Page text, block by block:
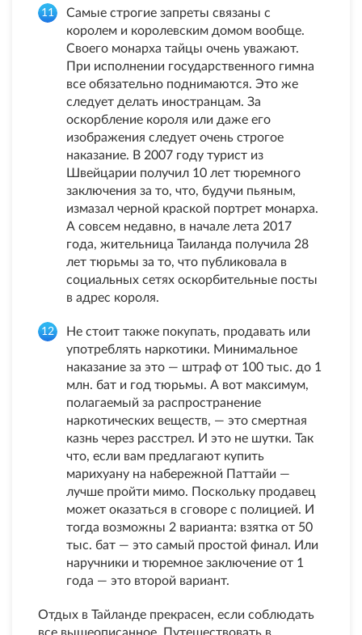
Самые строгие запреты связаны с
королем и королевским домом вообще.
Своего монарха тайцы очень уважают.
При исполнении государственного гимна
все обязательно поднимаются. Это же
следует делать иностранцам. За
оскорбление короля или даже его
изображения следует очень строгое
наказание. В 2007 году турист из
Швейцарии получил 10 лет тюремного
заключения за то, что, будучи пьяным,
измазал черной краской портрет монарха.
А совсем недавно, в начале лета 2017
года, жительница Таиланда получила 28
лет тюрьмы за то, что публиковала в
социальных сетях оскорбительные посты
в адрес короля.
Не стоит также покупать, продавать или
употреблять наркотики. Минимальное
наказание за это — штраф от 100 тыс. до 1
млн. бат и год тюрьмы. А вот максимум,
полагаемый за распространение
наркотических веществ, — это смертная
казнь через расстрел. И это не шутки. Так
что, если вам предлагают купить
марихуану на набережной Паттайи —
лучше пройти мимо. Поскольку продавец
может оказаться в сговоре с полицией. И
тогда возможны 2 варианта: взятка от 50
тыс. бат — это самый простой финал. Или
наручники и тюремное заключение от 1
года — это второй вариант.
Отдых в Тайланде прекрасен, если соблюдать